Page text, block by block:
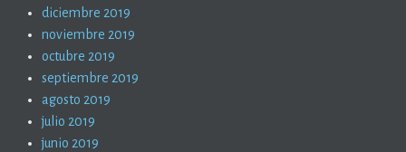
diciembre 2019
noviembre 2019
octubre 2019
septiembre 2019
agosto 2019
julio 2019
junio 2019